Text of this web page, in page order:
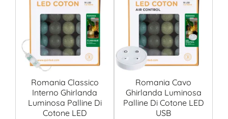
Romania Classico
Interno Ghirlanda
Luminosa Palline Di
Cotone LED
Romania Cavo
Ghirlanda Luminosa
Palline Di Cotone LED
USB